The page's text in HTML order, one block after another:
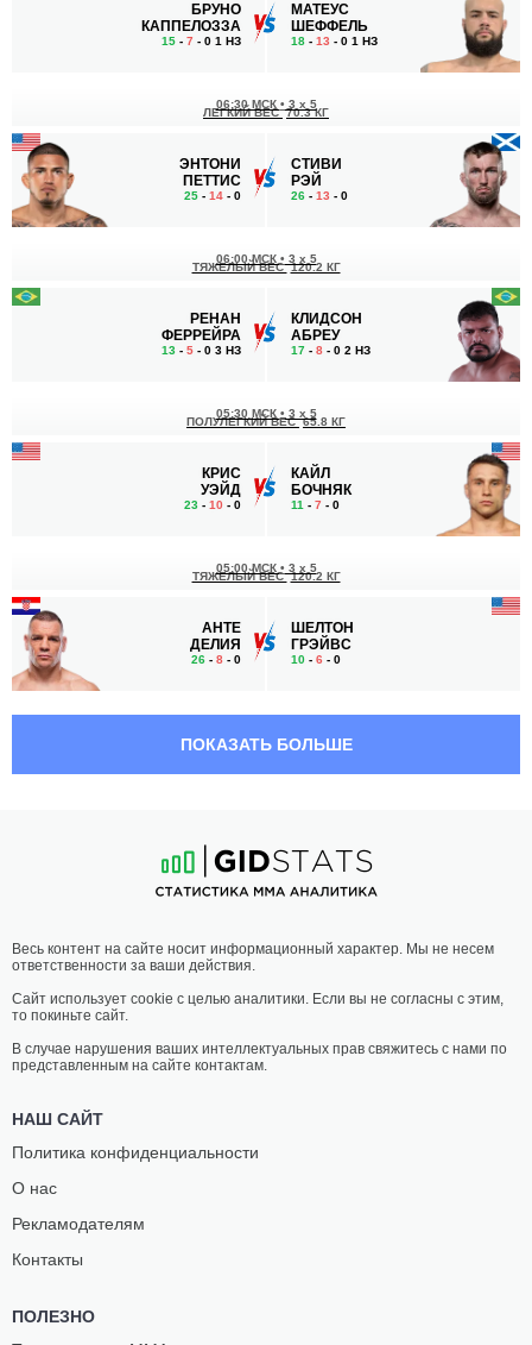
БРУНО
КАППЕЛОЗЗА
15 - 7 - 0 1 НЗ
МАТЕУС
ШЕФФЕЛЬ
18 - 13 - 0 1 НЗ
ЭНТОНИ
ПЕТТИС
25 - 14 - 0
06:30 МСК • 3 x 5
ЛЕГКИЙ ВЕС 70.3 КГ
СТИВИ
РЭЙ
26 - 13 - 0
РЕНАН
ФЕРРЕЙРА
13 - 5 - 0 3 НЗ
06:00 МСК • 3 x 5
ТЯЖЕЛЫЙ ВЕС 120.2 КГ
КЛИДСОН
АБРЕУ
17 - 8 - 0 2 НЗ
КРИС
УЭЙД
23 - 10 - 0
05:30 МСК • 3 x 5
ПОЛУЛЕГКИЙ ВЕС 65.8 КГ
КАЙЛ
БОЧНЯК
11 - 7 - 0
АНТЕ
ДЕЛИЯ
26 - 8 - 0
05:00 МСК • 3 x 5
ТЯЖЕЛЫЙ ВЕС 120.2 КГ
ШЕЛТОН
ГРЭЙВС
10 - 6 - 0
ПАЛМЕР
23-8- 0
02:30 МСК•
ПОЛУЛЕГКИЙ ВЕС 65.8 КГ
МОРАЕС
ПОКАЗАТЬ БОЛЬШЕ
Весь контент на сайте носит информационный характер. Мы не несем
ответственности за ваши действия.
Сайт использует cookie с целью аналитики. Если вы не согласны с этим,
то покиньте сайт.
В случае нарушения ваших интеллектуальных прав свяжитесь с нами по
представленным на сайте контактам.
НАШ САЙТ
Политика конфиденциальности
О нас
Рекламодателям
Контакты
ПОЛЕЗНО